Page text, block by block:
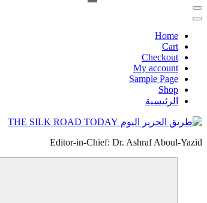
Home
Cart
Checkout
My account
Sample Page
Shop
الرئيسية
Editor-in-Chief: Dr. Ashraf Aboul-Yazid